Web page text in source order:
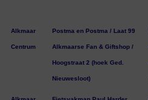
Alkmaar
Centrum
Postma en Postma / Laat 99
Alkmaarse Fan & Giftshop /
Hoogstraat 2 (hoek Ged.
Nieuwesloot)